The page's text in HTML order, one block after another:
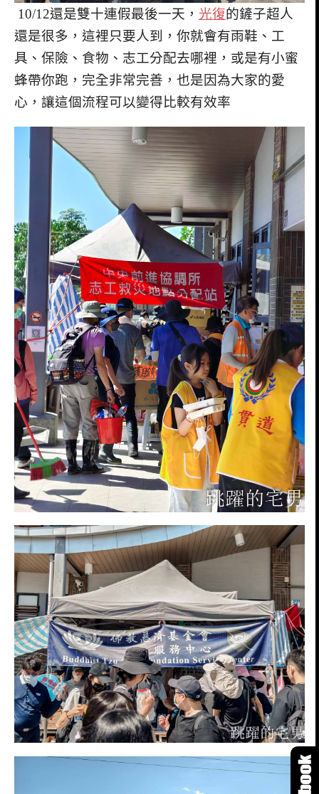
10/12還是雙十連假最後一天， 光復的鏟子超人
還是很多，這裡只要人到，你就會有雨鞋、工
具、保險、食物、志工分配去哪裡，或是有小蜜
蜂帶你跑，完全非常完善，也是因為大家的愛
心，讓這個流程可以變得比較有效率